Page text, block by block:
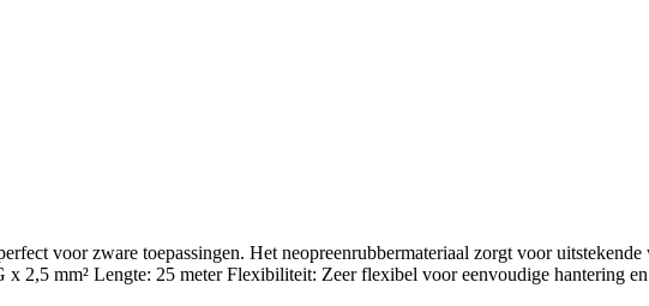
voor zware toepassingen. Het neopreenrubbermateriaal zorgt voor
2,5 mm² Lengte: 25 meter Flexibiliteit: Zeer flexibel voor eenvoudige hantering